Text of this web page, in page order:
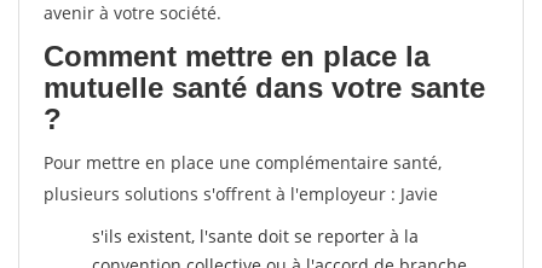
avenir à votre société.
Comment mettre en place la
mutuelle santé dans votre sante
?
Pour mettre en place une complémentaire santé,
plusieurs solutions s'offrent à l'employeur : Javie
s'ils existent, l'sante doit se reporter à la